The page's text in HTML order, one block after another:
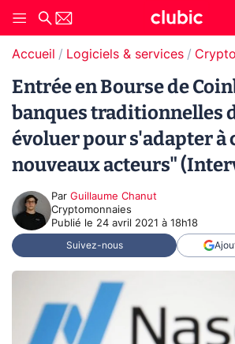
Accueil Logiciels & services
Entrée en Bourse de
banques traditionnelles
évoluer pour s'adapter à
nouveaux acteurs"
Par Guillaume Chanut
Cryptomonnaies
Publié le 24 avril 2021 à 18h18
Suivez-nous